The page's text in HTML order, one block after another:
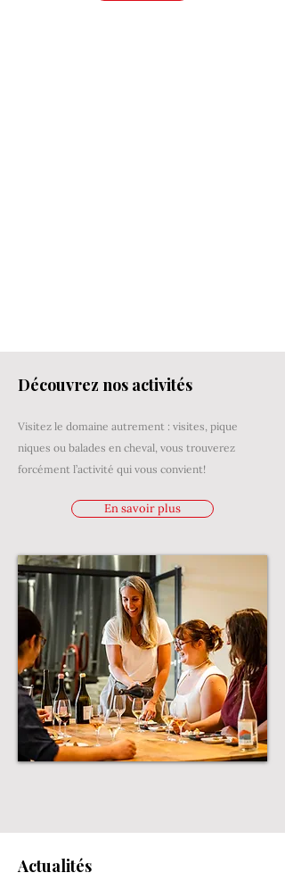
Découvrez nos activités
Visitez le domaine autrement : visites, pique
niques ou balades en cheval, vous trouverez
forcément l’activité qui vous convient!
En savoir plus
Actualités